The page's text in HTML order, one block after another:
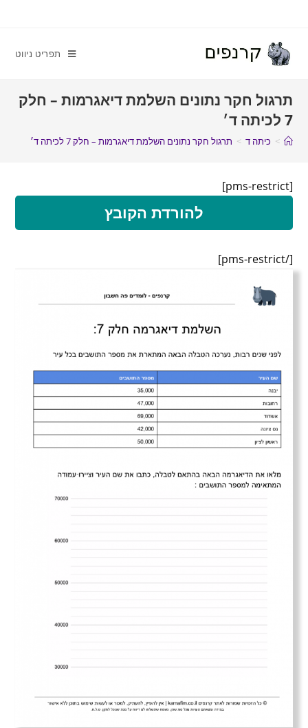
תפריט ניווט
תרגול חקר נתונים השלמת דיאגרמות – חלק
7 לכיתה ד׳
> כיתה ד > תרגול חקר נתונים השלמת דיאגרמות – חלק 7 לכיתה ד׳
[pms-restrict]
להורדת הקובץ
[/pms-restrict]